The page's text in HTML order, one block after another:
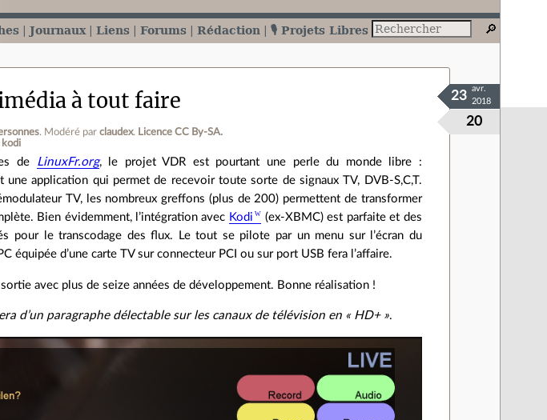
Journaux Liens Forums Rédaction 🎙️ Projets Libres
à tout faire
. Modéré parclaudex. Licence CC By‑SA.
kodi
20
23
avr.
2018
de LinuxFr.org, le projet VDR est pourtant une perle du monde libre :
application qui permet de recevoir toute sorte de signaux TV, DVB-S,C,T.
TV, les nombreux greffons (plus de 200) permettent de transformer
Bien évidemment, l’intégration avec Kodi
(ex‐XBMC) est parfaite et des
pour le transcodage des flux. Le tout se pilote par un menu sur l’écran du
équipée d’une carte TV sur connecteur PCI ou sur port USB fera l’affaire.
avec plus de seize années de développement. Bonne réalisation !
d’un paragraphe délectable sur les canaux de télévision en « HD+ ».